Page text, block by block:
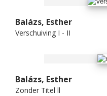
Balázs, Esther
Verschuiving I - II
Balázs, Esther
Zonder Titel ll